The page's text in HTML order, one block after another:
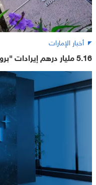
أخبار الإمارات
5.16 مليار درهم إيرادات "بروج" بالربع الثاني من 2026